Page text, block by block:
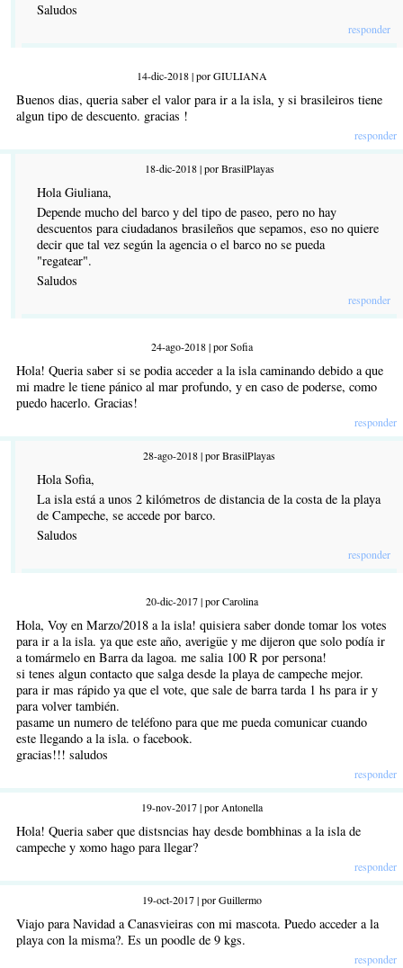
Saludos
responder
14-dic-2018 | por GIULIANA
Buenos dias, queria saber el valor para ir a la isla, y si brasileiros tiene
algun tipo de descuento. gracias !
responder
18-dic-2018 | por BrasilPlayas
Hola Giuliana,
Depende mucho del barco y del tipo de paseo, pero no hay
descuentos para ciudadanos brasileños que sepamos, eso no quiere
decir que tal vez según la agencia o el barco no se pueda
"regatear".
Saludos
responder
24-ago-2018 | por Sofia
Hola! Queria saber si se podia acceder a la isla caminando debido a que
mi madre le tiene pánico al mar profundo, y en caso de poderse, como
puedo hacerlo. Gracias!
responder
28-ago-2018 | por BrasilPlayas
Hola Sofia,
La isla está a unos 2 kilómetros de distancia de la costa de la playa
de Campeche, se accede por barco.
Saludos
responder
20-dic-2017 | por Carolina
Hola, Voy en Marzo/2018 a la isla! quisiera saber donde tomar los votes
para ir a la isla. ya que este año, averigüe y me dijeron que solo podía ir
a tomármelo en Barra da lagoa. me salia 100 R por persona!
si tenes algun contacto que salga desde la playa de campeche mejor.
para ir mas rápido ya que el vote, que sale de barra tarda 1 hs para ir y
para volver también.
pasame un numero de teléfono para que me pueda comunicar cuando
este llegando a la isla. o facebook.
gracias!!! saludos
responder
19-nov-2017 | por Antonella
Hola! Queria saber que distsncias hay desde bombhinas a la isla de
campeche y xomo hago para llegar?
responder
19-oct-2017 | por Guillermo
Viajo para Navidad a Canasvieiras con mi mascota. Puedo acceder a la
playa con la misma?. Es un poodle de 9 kgs.
responder